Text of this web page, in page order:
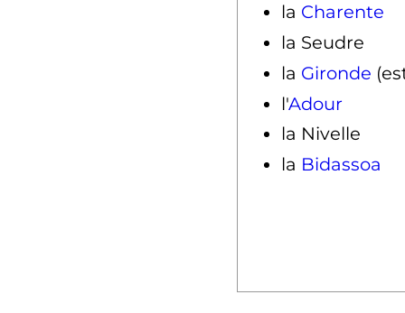
la Charente
la Seudre
la Gironde
l'Adour
la Nivelle
la Bidassoa